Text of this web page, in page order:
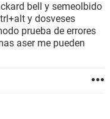
bell y semeolbido
y dosveses
prueba de errores
aser me pueden